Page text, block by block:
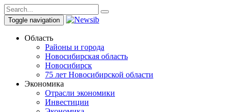
Toggle navigation
Область
Районы и города
Новосибирская область
Новосибирск
75 лет Новосибирской области
Экономика
Отрасли экономики
Инвестиции